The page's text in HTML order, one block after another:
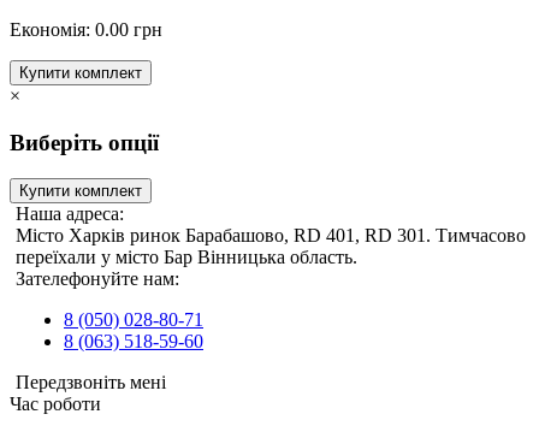
Економія: 0.00 грн
Купити комплект
×
Виберіть опції
Купити комплект
Наша адреса:
Місто Харків ринок Барабашово, RD 401, RD 301. Тимчасово
переїхали у місто Бар Вінницька область.
Зателефонуйте нам:
8 (050) 028-80-71
8 (063) 518-59-60
Передзвоніть мені
Час роботи